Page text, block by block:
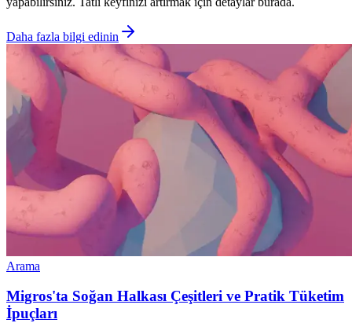
Daha fazla bilgi edinin
Arama
Migros'ta Soğan Halkası Çeşitleri ve Pratik Tüketim
İpuçları